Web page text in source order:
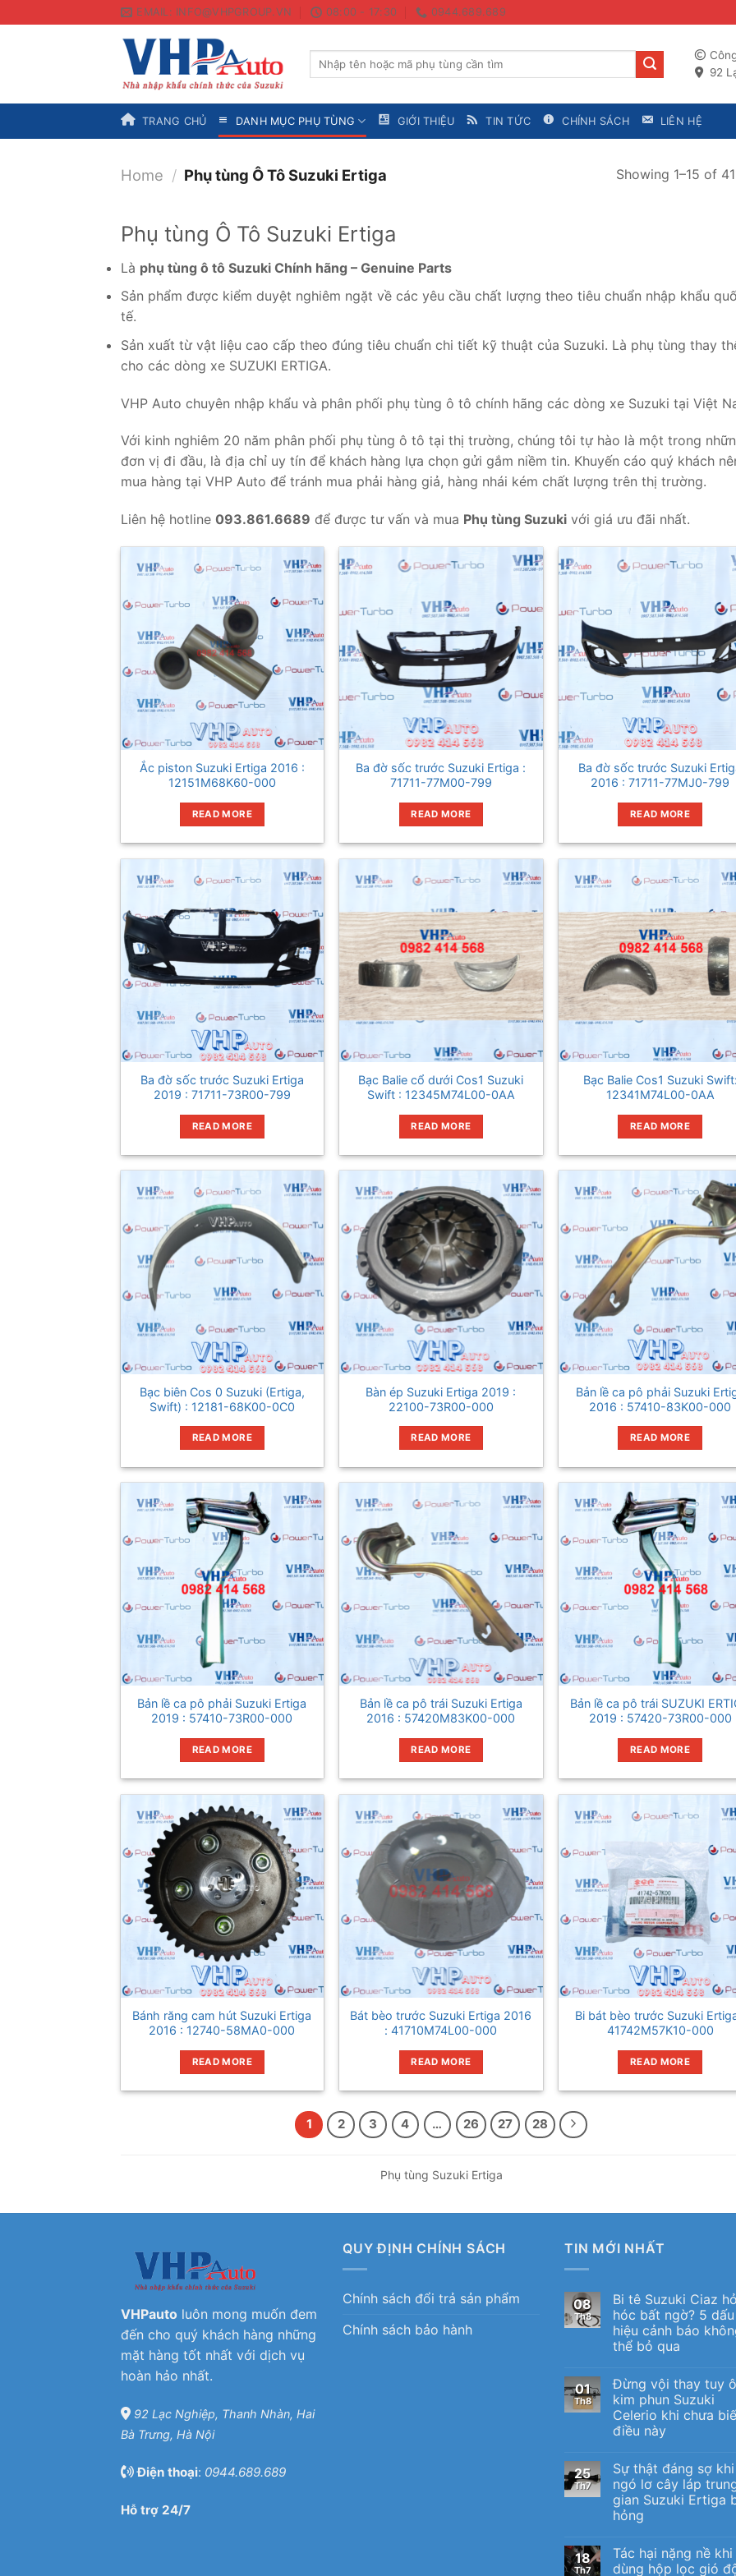
to
EMAIL: INFO@VHPGROUP.VN 08:00 - 17:30 0944.689.689
Search
92
TRANG CHỦ DANH MỤC PHỤ TÙNG GIỚI THIỆU TIN TỨC CHÍNH SÁCH LIÊN HỆ
Home / Phụ tùng Ô Tô Suzuki Ertiga Showing 1–15 of
Phụ tùng Ô Tô Suzuki Ertiga
Là phụ tùng ô tô Suzuki Chính hãng – Genuine Parts
Sản phẩm được kiểm duyệt nghiêm ngặt về các yêu cầu chất lượng theo tiêu chuẩn nhập khẩu
tế.
Sản xuất từ vật liệu cao cấp theo đúng tiêu chuẩn chi tiết kỹ thuật của Suzuki. Là phụ tùng thay
cho các dòng xe SUZUKI ERTIGA.
VHP Auto chuyên nhập khẩu và phân phối phụ tùng ô tô chính hãng các dòng xe Suzuki tại Việt
Với kinh nghiêm 20 năm phân phối phụ tùng ô tô tại thị trường, chúng tôi tự hào là một trong
đơn vị đi đầu, là địa chỉ uy tín để khách hàng lựa chọn gửi gắm niềm tin. Khuyến cáo quý khách
mua hàng tại VHP Auto để tránh mua phải hàng giả, hàng nhái kém chất lượng trên thị trường.
Liên hệ hotline 093.861.6689 để được tư vấn và mua Phụ tùng Suzuki với giá ưu đãi nhất.
Ắc piston Suzuki Ertiga 2016 :
12151M68K60-000
READ MORE
Ba đờ sốc trước Suzuki Ertiga :
71711-77M00-799
READ MORE
Ba đờ sốc trước Suzuki
2016 : 71711-77MJ0-799
READ MORE
Ba đờ sốc trước Suzuki Ertiga
2019 : 71711-73R00-799
READ MORE
Bạc Balie cổ dưới Cos1 Suzuki
Swift : 12345M74L00-0AA
READ MORE
Bạc Balie Cos1 Suzuki
12341M74L00-0AA
READ MORE
Bạc biên Cos 0 Suzuki (Ertiga,
Swift) : 12181-68K00-0C0
READ MORE
Bàn ép Suzuki Ertiga 2019 :
22100-73R00-000
READ MORE
Bản lề ca pô phải Suzuki
2016 : 57410-83K00-000
READ MORE
Bản lề ca pô phải Suzuki Ertiga
2019 : 57410-73R00-000
READ MORE
Bản lề ca pô trái Suzuki Ertiga
2016 : 57420M83K00-000
READ MORE
Bản lề ca pô trái SUZUKI
2019 : 57420-73R00-000
READ MORE
Bánh răng cam hút Suzuki Ertiga
2016 : 12740-58MA0-000
READ MORE
Bát bèo trước Suzuki Ertiga 2016
: 41710M74L00-000
READ MORE
Bi bát bèo trước Suzuki
41742M57K10-000
READ MORE
1 2 3 4 … 26 27 28
Phụ tùng Suzuki Ertiga
VHPauto luôn mong muốn đem
đến cho quý khách hàng những
mặt hàng tốt nhất với dịch vụ
hoàn hảo nhất.
92 Lạc Nghiệp, Thanh Nhàn, Hai
Bà Trưng, Hà Nội
Điện thoại: 0944.689.689
Hỗ trợ 24/7
QUY ĐỊNH CHÍNH SÁCH
Chính sách đổi trả sản phẩm
Chính sách bảo hành
TIN MỚI NHẤT
08
Th8
Bi tê Suzuki Ciaz
hóc bất ngờ? 5 dấu
hiệu cảnh báo
thể bỏ qua
01
Th8
Đừng vội thay tuy ô
kim phun Suzuki
Celerio khi chưa
điều này
25
Th7
Sự thật đáng sợ khi
ngó lơ cây láp
gian Suzuki Ertiga
hỏng
18
Th7
Tác hại nặng nề khi
dùng hộp lọc gió